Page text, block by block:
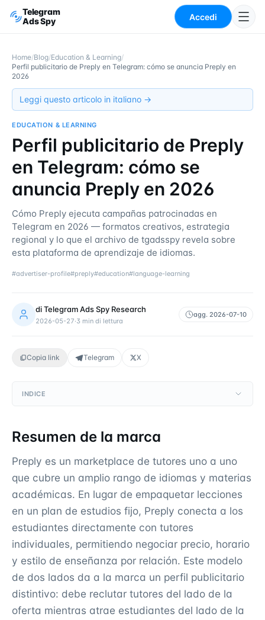
Telegram
Ads Spy
Accedi
Home/Blog/Education & Learning/
Perfil publicitario de Preply en Telegram: cómo se anuncia Preply en
2026
Leggi questo articolo in italiano →
EDUCATION & LEARNING
Perfil publicitario de Preply
en Telegram: cómo se
anuncia Preply en 2026
Cómo Preply ejecuta campañas patrocinadas en
Telegram en 2026 — formatos creativos, estrategia
regional y lo que el archivo de tgadsspy revela sobre
esta plataforma de aprendizaje de idiomas.
#advertiser-profile#preply#education#language-learning
diTelegram Ads Spy Research
2026-05-27·3 min di lettura
agg. 2026-07-10
Copia link Telegram X
INDICE
Resumen de la marca
Preply es un marketplace de tutores uno a uno
que cubre un amplio rango de idiomas y materias
académicas. En lugar de empaquetar lecciones
en un plan de estudios fijo, Preply conecta a los
estudiantes directamente con tutores
individuales, permitiendo negociar precio, horario
y estilo de enseñanza por relación. Este modelo
de dos lados da a la marca un perfil publicitario
distintivo: debe reclutar tutores del lado de la
oferta mientras atrae estudiantes del lado de la